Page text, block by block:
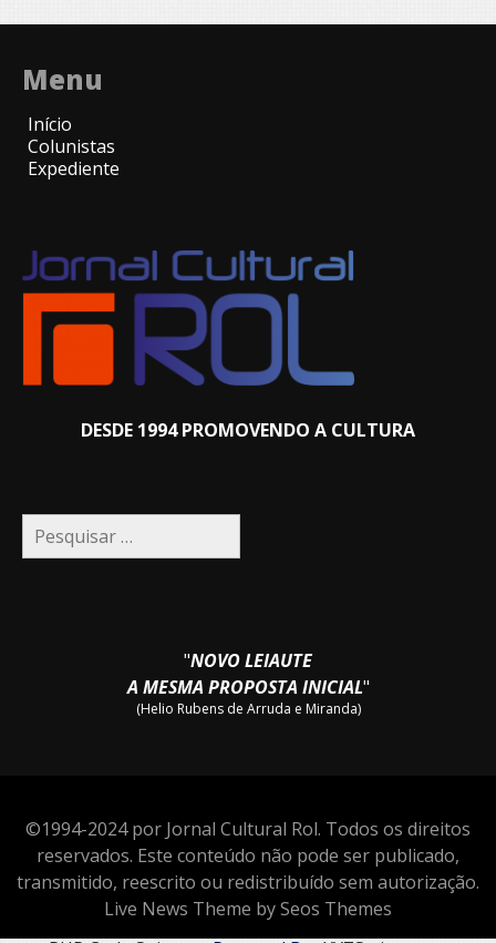
Menu
Início
Colunistas
Expediente
DESDE 1994 PROMOVENDO A CULTURA
Pesquisar
por:
"NOVO LEIAUTE
A MESMA PROPOSTA INICIAL"
(Helio Rubens de Arruda e Miranda)
©1994-2024 por Jornal Cultural Rol. Todos os direitos
reservados. Este conteúdo não pode ser publicado,
transmitido, reescrito ou redistribuído sem autorização.
Live News Theme by Seos Themes